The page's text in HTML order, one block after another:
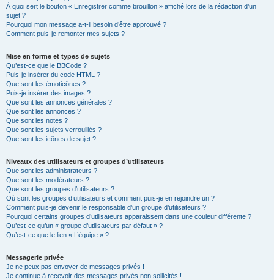
À quoi sert le bouton « Enregistrer comme brouillon » affiché lors de la rédaction d’un
sujet ?
Pourquoi mon message a-t-il besoin d’être approuvé ?
Comment puis-je remonter mes sujets ?
Mise en forme et types de sujets
Qu’est-ce que le BBCode ?
Puis-je insérer du code HTML ?
Que sont les émoticônes ?
Puis-je insérer des images ?
Que sont les annonces générales ?
Que sont les annonces ?
Que sont les notes ?
Que sont les sujets verrouillés ?
Que sont les icônes de sujet ?
Niveaux des utilisateurs et groupes d’utilisateurs
Que sont les administrateurs ?
Que sont les modérateurs ?
Que sont les groupes d’utilisateurs ?
Où sont les groupes d’utilisateurs et comment puis-je en rejoindre un ?
Comment puis-je devenir le responsable d’un groupe d’utilisateurs ?
Pourquoi certains groupes d’utilisateurs apparaissent dans une couleur différente ?
Qu’est-ce qu’un « groupe d’utilisateurs par défaut » ?
Qu’est-ce que le lien « L’équipe » ?
Messagerie privée
Je ne peux pas envoyer de messages privés !
Je continue à recevoir des messages privés non sollicités !